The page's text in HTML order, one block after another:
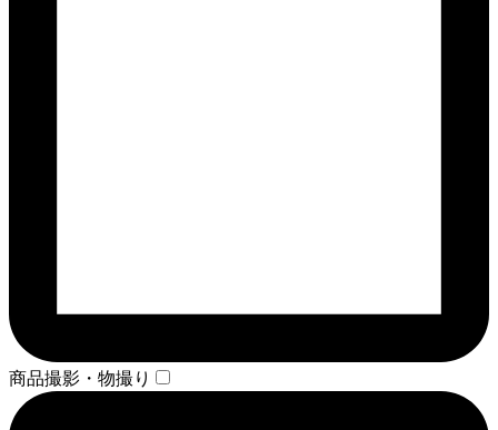
商品撮影・物撮り